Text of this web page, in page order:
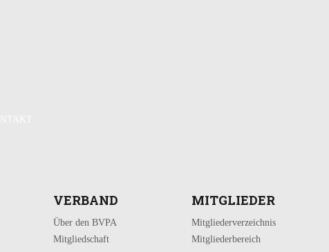
VERBAND
Über den BVPA
Mitgliedschaft
MITGLIEDER
Mitgliederverzeichnis
Mitgliederbereich